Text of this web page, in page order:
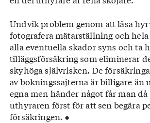
Undvik problem genom att läsa
fotografera mätarställning och
alla eventuella skador syns och ta
tilläggsförsäkring som eliminerar
skyhöga självrisken. De
av bokningssajterna är billigare än
egna men händer något får man
uthyraren först för att sen begära
försäkringen. ●